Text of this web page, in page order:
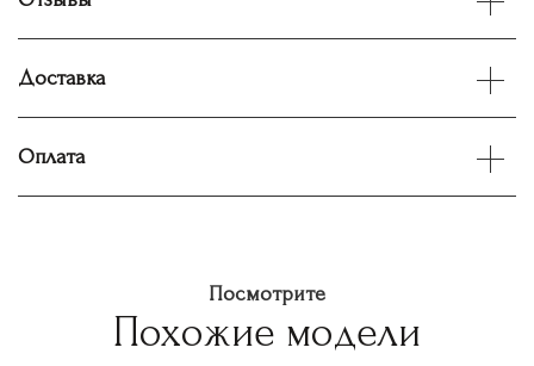
Доставка
Оплата
Посмотрите
Похожие модели